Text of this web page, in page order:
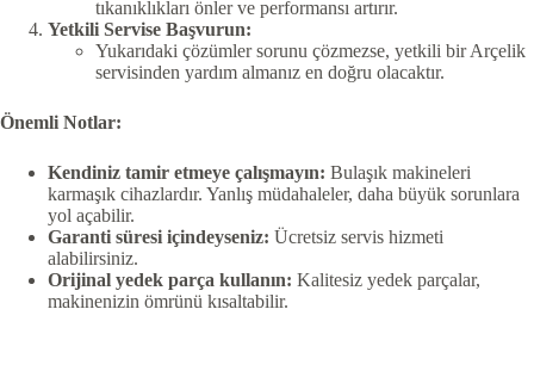
tıkanıklıkları önler ve performansı artırır.
Yetkili Servise Başvurun:
Yukarıdaki çözümler sorunu çözmezse, yetkili bir Arçelik
servisinden yardım almanız en doğru olacaktır.
Önemli Notlar:
Kendiniz tamir etmeye çalışmayın: Bulaşık makineleri
karmaşık cihazlardır. Yanlış müdahaleler, daha büyük sorunlara
yol açabilir.
Garanti süresi içindeyseniz: Ücretsiz servis hizmeti
alabilirsiniz.
Orijinal yedek parça kullanın: Kalitesiz yedek parçalar,
makinenizin ömrünü kısaltabilir.